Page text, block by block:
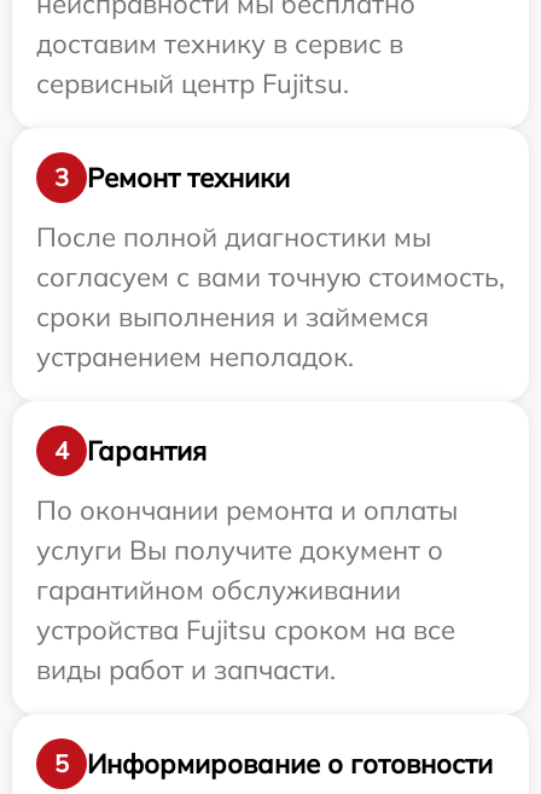
доставим технику в сервис в
сервисный центр Fujitsu.
3
Ремонт техники
После полной диагностики мы
согласуем с вами точную стоимость,
сроки выполнения и займемся
устранением неполадок.
4
Гарантия
По окончании ремонта и оплаты
услуги Вы получите документ о
гарантийном обслуживании
устройства Fujitsu сроком на все
виды работ и запчасти.
5
Информирование о готовности